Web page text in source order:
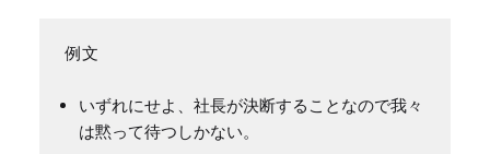
いずれにせよ、社長が決断することなので我々
は黙って待つしかない。